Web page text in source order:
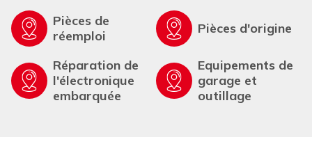
Pièces de
réemploi
Pièces d'origine
Réparation de
l'électronique
embarquée
Equipements de
garage et
outillage